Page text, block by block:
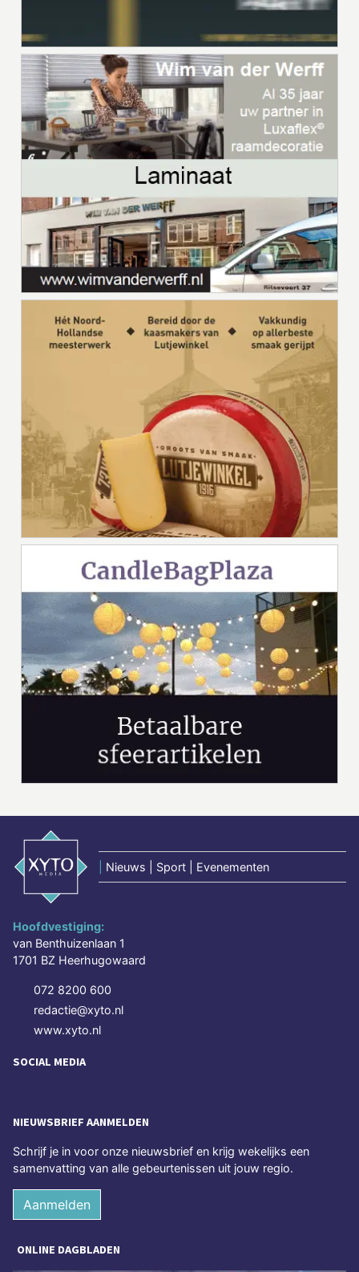
Nieuws | Sport | Evenementen
Hoofdvestiging:
van Benthuizenlaan 1
1701 BZ Heerhugowaard
072 8200 600
redactie@xyto.nl
www.xyto.nl
SOCIAL MEDIA
NIEUWSBRIEF AANMELDEN
Schrijf je in voor onze nieuwsbrief en krijg wekelijks een
samenvatting van alle gebeurtenissen uit jouw regio.
Aanmelden
ONLINE DAGBLADEN